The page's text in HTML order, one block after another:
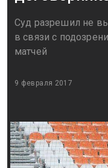
Суд разрешил не
в связи с
матчей
9 февраля 2017